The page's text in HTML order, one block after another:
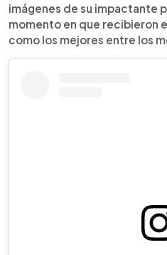
imágenes de su impactante
momento en que recibieron
como los mejores entre los